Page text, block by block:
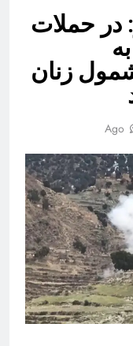
در حملات
تن به شمول زنان